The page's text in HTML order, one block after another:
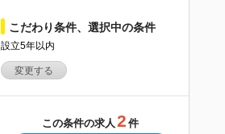
こだわり条件、選択中の条件
設立5年以内
変更する
この条件の求人 2 件